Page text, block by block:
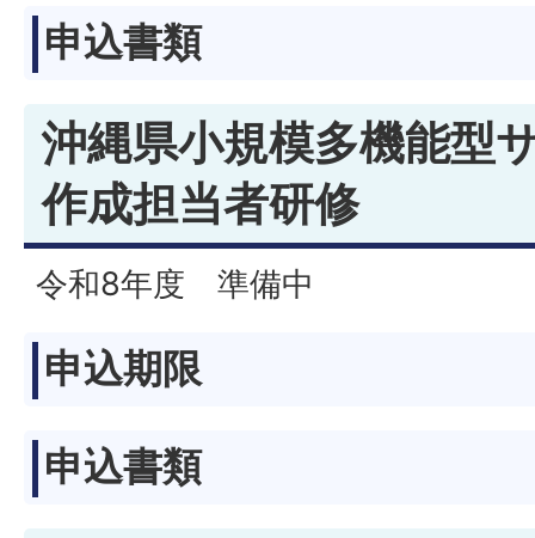
申込書類
沖縄県小規模多機能型
作成担当者研修
令和8年度 準備中
申込期限
申込書類